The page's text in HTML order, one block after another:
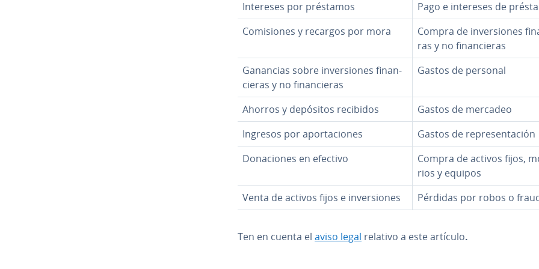
Intereses por préstamos
Pago e intereses de
Co­mi­sio­nes y recargos por mora
Compra de in­ve­r­sio­nes
ras y no fi­na­n­cie­ras
Ganancias sobre in­ve­r­sio­nes fi­na­n­
cie­ras y no fi­na­n­cie­ras
Gastos de personal
Ahorros y depósitos recibidos
Gastos de mercadeo
Ingresos por apo­r­ta­cio­nes
Gastos de re­pre­se­n­ta­ción
Do­na­cio­nes en efectivo
Compra de activos fijos,
rios y equipos
Venta de activos fijos e in­ve­r­sio­nes
Pérdidas por robos o
Ten en cuenta el aviso legal relativo a este artículo.